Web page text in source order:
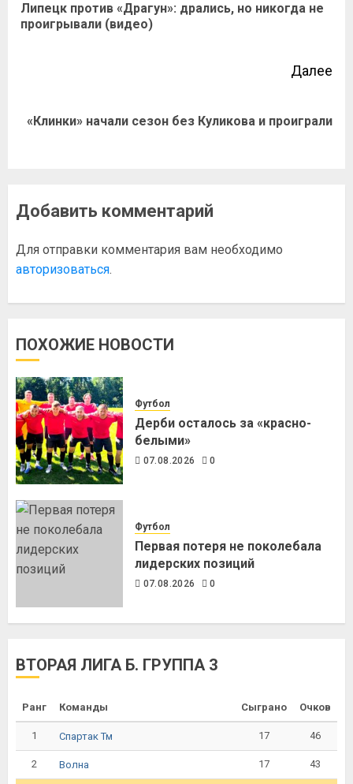
Липецк против «Драгун»: дрались, но никогда не
проигрывали (видео)
Далее
«Клинки» начали сезон без Куликова и проиграли
Добавить комментарий
Для отправки комментария вам необходимо
авторизоваться.
ПОХОЖИЕ НОВОСТИ
Футбол
Дерби осталось за «красно-
белыми»
07.08.2026 0
Футбол
Первая потеря не поколебала
лидерских позиций
07.08.2026 0
ВТОРАЯ ЛИГА Б. ГРУППА 3
Ранг Команды Сыграно Очков
1 Спартак Тм 17 46
2 Волна 17 43